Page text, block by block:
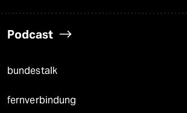
Podcast
bundestalk
fernverbindung